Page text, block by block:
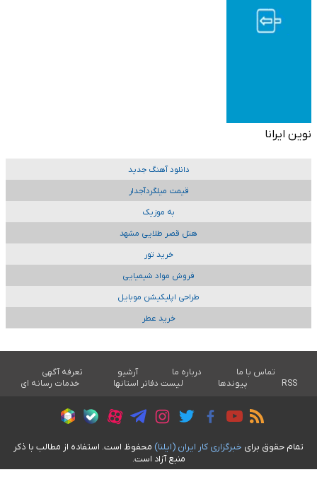
نوین ایرانا
دانلود آهنگ جدید
قیمت میلگردآجدار
به موزیک
هتل قصر طلایی مشهد
خرید تور
فروش مواد شیمیایی
طراحی اپلیکیشن موبایل
خرید عطر
تماس با ما درباره ما آرشیو
تعرفه آگهی
RSS
پیوندها لیست دفاتر استانها خدمات رسانه ای
تمام حقوق برای خبرگزاری کار ايران (ايلنا) محفوظ است. استفاده از مطالب با ذکر
منبع آزاد است.